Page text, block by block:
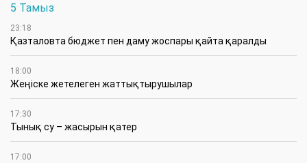
5 Тамыз
23:18
Қазталовта бюджет пен даму жоспары қайта қаралды
18:00
Жеңіске жетелеген жаттықтырушылар
17:30
Тынық су – жасырын қатер
17:00